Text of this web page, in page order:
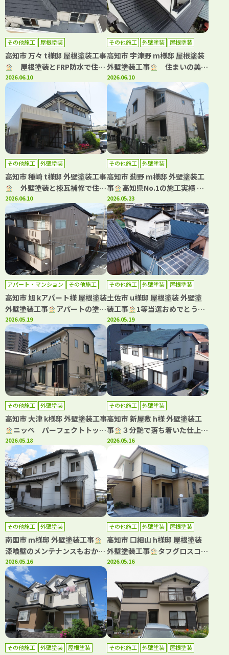
その他施工 屋根塗装
高知市 万々 t様邸 屋根塗装工事
屋根塗装とFRP防水で住ま
いをメンテナンス！
2026.06.10
その他施工 外壁塗装 屋根塗装
高知市 宇津野 m様邸 屋根塗装
外壁塗装工事
住まいの美観
と安心を守る外装リフォーム！
2026.06.10
その他施工 外壁塗装
高知市 種崎 t様邸 外壁塗装工事
外壁塗装と棟瓦補修で住ま
いを長寿命化！
2026.06.10
その他施工 外壁塗装
高知市 薊野 m様邸 外壁塗装工
事
高知県No.1の施工実績 WB
アート多彩仕上工法で新築のよ
うな仕上がり！
2026.05.23
アパート・マンション
その他施工
外壁塗装
屋根塗装 防水工事
高知市 旭 kアパート様 屋根塗装
外壁塗装工事
アパートの塗
装・防水工事もおまかせ(^^)
2026.05.19
その他施工 外壁塗装 屋根塗装
土佐市 u様邸 屋根塗装 外壁塗
装工事
1等当選おめでとうご
ざいます
2026.05.19
その他施工 外壁塗装
高知市 大津 k様邸 外壁塗装工事
ニッペ パーフェクトトップ
Si 3分艶で落ち着いた仕上がり
(^^♪
2026.05.18
その他施工 外壁塗装
高知市 新屋敷 h様 外壁塗装工
事
３分艶で落ち着いた仕上が
りに(^^)
2026.05.16
その他施工 外壁塗装
南国市 m様邸 外壁塗装工事
漆喰壁のメンテナンスもおかま
せ！
2026.05.16
その他施工 外壁塗装 屋根塗装
高知市 口細山 h様邸 屋根塗装
外壁塗装工事
タフグロスコー
ト仕上げでより一層の美観長持
2026.05.16
その他施工 外壁塗装 屋根塗装 その他施工 外壁塗装 屋根塗装